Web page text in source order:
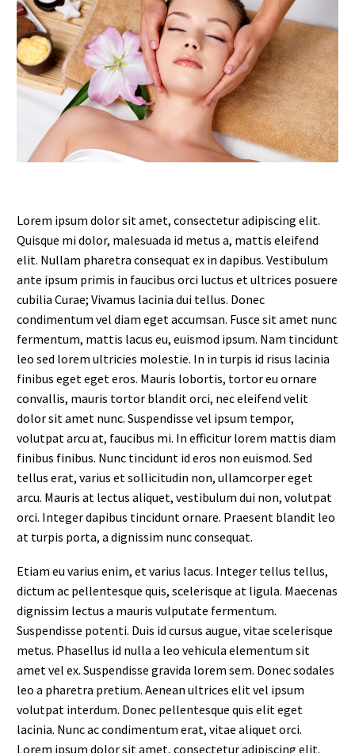
Lorem ipsum dolor sit amet, consectetur adipiscing elit.
Quisque mi dolor, malesuada id metus a, mattis eleifend
elit. Nullam pharetra consequat ex in dapibus. Vestibulum
ante ipsum primis in faucibus orci luctus et ultrices posuere
cubilia Curae; Vivamus lacinia dui tellus. Donec
condimentum vel diam eget accumsan. Fusce sit amet nunc
fermentum, mattis lacus eu, euismod ipsum. Nam tincidunt
leo sed lorem ultricies molestie. In in turpis id risus lacinia
finibus eget eget eros. Mauris lobortis, tortor eu ornare
convallis, mauris tortor blandit orci, nec eleifend velit
dolor sit amet nunc. Suspendisse vel ipsum tempor,
volutpat arcu at, faucibus mi. In efficitur lorem mattis diam
finibus finibus. Nunc tincidunt id eros non euismod. Sed
tellus erat, varius et sollicitudin non, ullamcorper eget
arcu. Mauris at lectus aliquet, vestibulum dui non, volutpat
orci. Integer dapibus tincidunt ornare. Praesent blandit leo
at turpis porta, a dignissim nunc consequat.
Etiam eu varius enim, et varius lacus. Integer tellus tellus,
dictum ac pellentesque quis, scelerisque at ligula. Maecenas
dignissim lectus a mauris vulputate fermentum.
Suspendisse potenti. Duis id cursus augue, vitae scelerisque
metus. Phasellus id nulla a leo vehicula elementum sit
amet vel ex. Suspendisse gravida lorem sem. Donec sodales
leo a pharetra pretium. Aenean ultrices elit vel ipsum
volutpat interdum. Donec pellentesque quis elit eget
lacinia. Nunc ac condimentum erat, vitae aliquet orci.
Lorem ipsum dolor sit amet, consectetur adipiscing elit.